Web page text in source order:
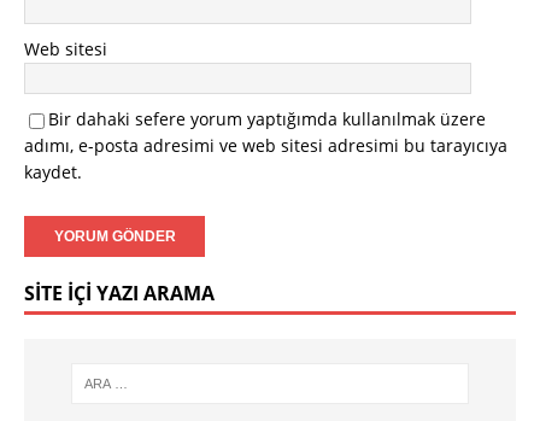
Web sitesi
Bir dahaki sefere yorum yaptığımda kullanılmak üzere
adımı, e-posta adresimi ve web sitesi adresimi bu tarayıcıya
kaydet.
SITE İÇI YAZI ARAMA